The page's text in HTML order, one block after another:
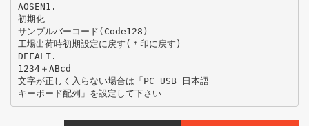
AOSEN1.
初期化
サンプルバーコード(Code128)
工場出荷時初期設定に戻す(＊印に戻す)
DEFALT.
1234＋ABcd
文字が正しく入らない場合は「PC USB 日本語
キーボード配列」を設定して下さい